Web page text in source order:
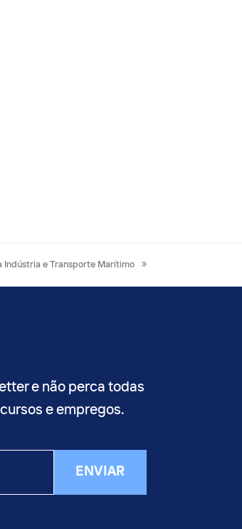
Indústria e Transporte Marítimo
e não perca todas
e empregos.
ENVIAR